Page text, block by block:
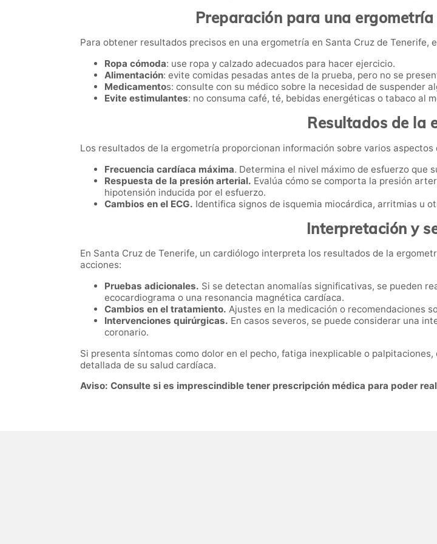
Preparación para una
Para obtener resultados precisos en una ergometría en Santa Cruz de
Ropa cómoda: use ropa y calzado adecuados para hacer ejercicio.
Alimentación: evite comidas pesadas antes de la prueba, pero no se
Medicamentos: consulte con su médico sobre la necesidad de suspender
Evite estimulantes: no consuma café, té, bebidas energéticas o tabaco al
Resultados de la
Los resultados de la ergometría proporcionan información sobre varios
Frecuencia cardíaca máxima. Determina el nivel máximo de esfuerzo que
Respuesta de la presión arterial. Evalúa cómo se comporta la presión
hipotensión inducida por el esfuerzo.
Cambios en el ECG. Identifica signos de isquemia miocárdica, arritmias u
Interpretación y
En Santa Cruz de Tenerife, un cardiólogo interpreta los resultados de la
acciones:
Pruebas adicionales. Si se detectan anomalías significativas, se pueden
ecocardiograma o una resonancia magnética cardíaca.
Cambios en el tratamiento. Ajustes en la medicación o recomendaciones
Intervenciones quirúrgicas. En casos severos, se puede considerar una
coronario.
Si presenta síntomas como dolor en el pecho, fatiga inexplicable o
detallada de su salud cardíaca.
Aviso: Consulte si es imprescindible tener prescripción médica para poder